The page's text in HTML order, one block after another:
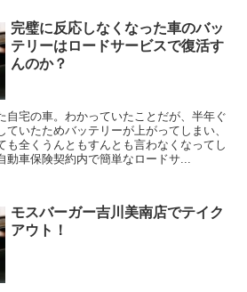
完璧に反応しなくなった車のバッ
テリーはロードサービスで復活す
んのか？
自宅の車。わかっていたことだが、半年ぐ
ていたためバッテリーが上がってしまい、
も全くうんともすんとも言わなくなってし
動車保険契約内で簡単なロードサ...
モスバーガー吉川美南店でテイク
アウト！